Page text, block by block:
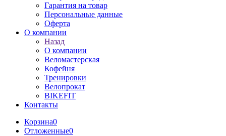
Гарантия на товар
Персональные данные
Оферта
О компании
Назад
О компании
Веломастерская
Кофейня
Тренировки
Велопрокат
BIKEFIT
Контакты
Корзина0
Отложенные0